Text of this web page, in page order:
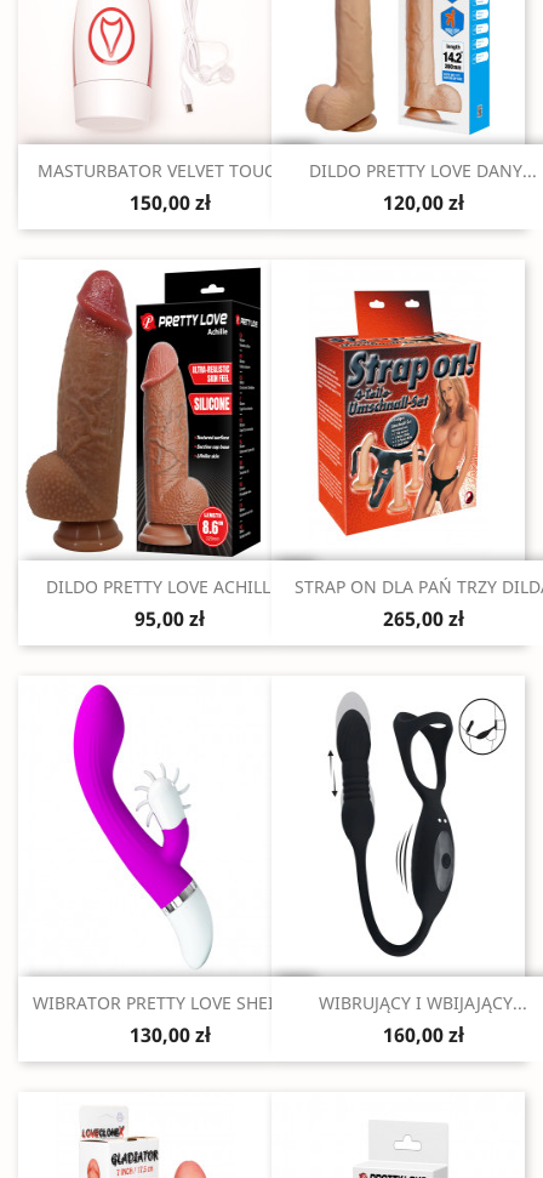
Szybki podgląd
MASTURBATOR VELVET TOUCH...
150,00 zł
 Szybki podgląd
DILDO PRETTY LOVE DANY...
120,00 zł
Szybki podgląd
DILDO PRETTY LOVE ACHILLE...
95,00 zł
Szybki podgląd
STRAP ON DLA PAŃ TRZY
265,00 zł
Szybki podgląd
WIBRATOR PRETTY LOVE SHEILA...
130,00 zł
Szybki podgląd
WIBRUJĄCY I WBIJAJĄCY...
160,00 zł